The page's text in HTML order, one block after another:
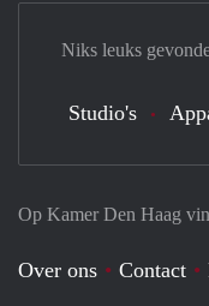
Op Kamer Den Haag
Over ons Contact
Niks leuks
Studio's